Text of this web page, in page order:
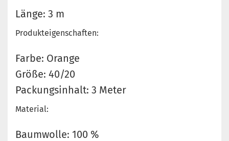
Länge: 3 m
Produkteigenschaften:
Farbe: Orange
Größe: 40/20
Packungsinhalt: 3 Meter
Material:
Baumwolle: 100 %